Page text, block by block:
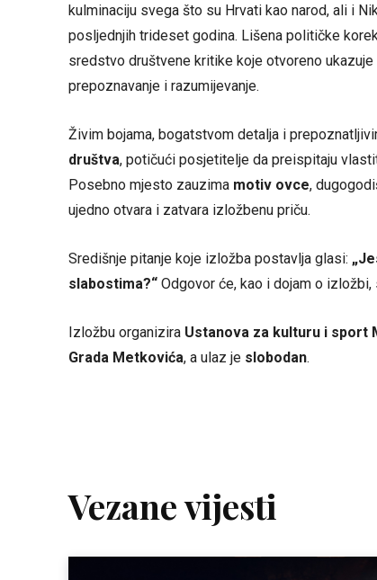
kulminaciju svega što su Hrvati kao narod, ali i
posljednjih trideset godina. Lišena političke
sredstvo društvene kritike koje otvoreno
prepoznavanje i razumijevanje.
Živim bojama, bogatstvom detalja i
društva, potičući posjetitelje da preispitaju
Posebno mjesto zauzima motiv ovce,
ujedno otvara i zatvara izložbenu priču.
Središnje pitanje koje izložba postavlja glasi:
slabostima?“ Odgovor će, kao i dojam o
Izložbu organizira Ustanova za kulturu i sport
Grada Metkovića, a ulaz je slobodan.
Vezane vijesti